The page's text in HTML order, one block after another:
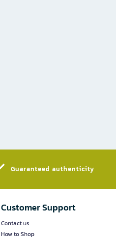
Guaranteed authenticity​
Customer Support
Contact us
How to Shop